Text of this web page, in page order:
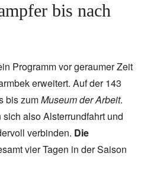
bis nach
Programm vor geraumer Zeit
erweitert. Auf der 143
bis zumMuseum der Arbeit.
also Alsterrundfahrt und
verbinden. Die
vier Tagen in der Saison